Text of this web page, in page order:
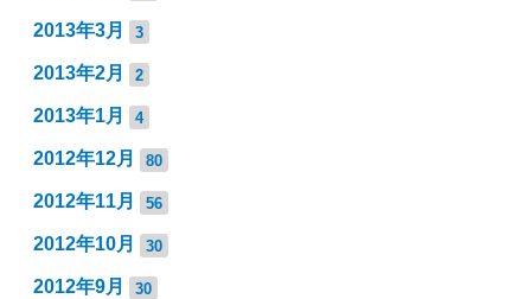
2013年3月 3
2013年2月 2
2013年1月 4
2012年12月 80
2012年11月 56
2012年10月 30
2012年9月 30